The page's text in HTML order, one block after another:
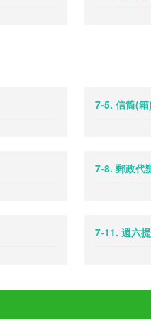
7-5. 信筒(
7-8. 郵政代
7-11. 週六